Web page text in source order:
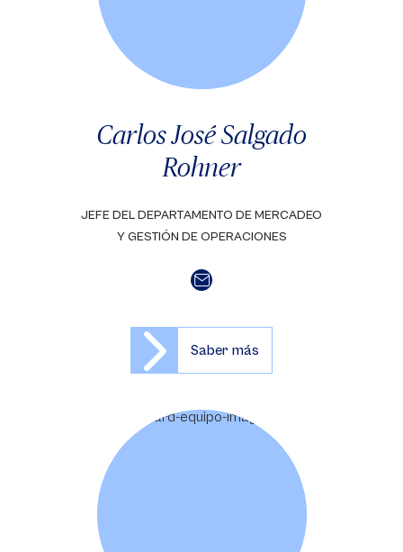
Carlos José Salgado
Rohner
JEFE DEL DEPARTAMENTO DE MERCADEO
Y GESTIÓN DE OPERACIONES
Saber más